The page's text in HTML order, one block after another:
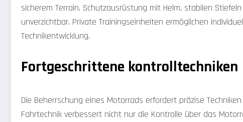
sicherem Terrain. Schutzausrüstung mit Helm, stabilen
unverzichtbar. Private Trainingseinheiten ermöglichen
Technikentwicklung.
Fortgeschrittene kontrolltechniken
Die Beherrschung eines Motorrads erfordert präzise
Fahrtechnik verbessert nicht nur die Kontrolle über das